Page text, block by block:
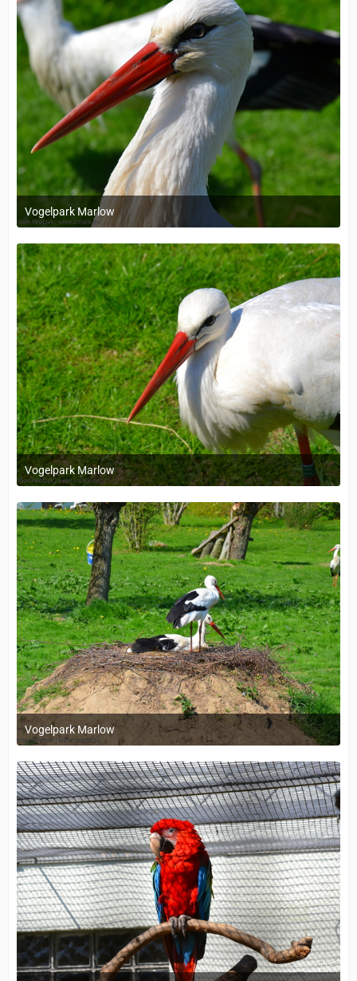
Vogelpark Marlow
1. Dezember 2023 um 11:38
Vogelpark Marlow
1. Dezember 2023 um 11:38
Vogelpark Marlow
1. Dezember 2023 um 11:38